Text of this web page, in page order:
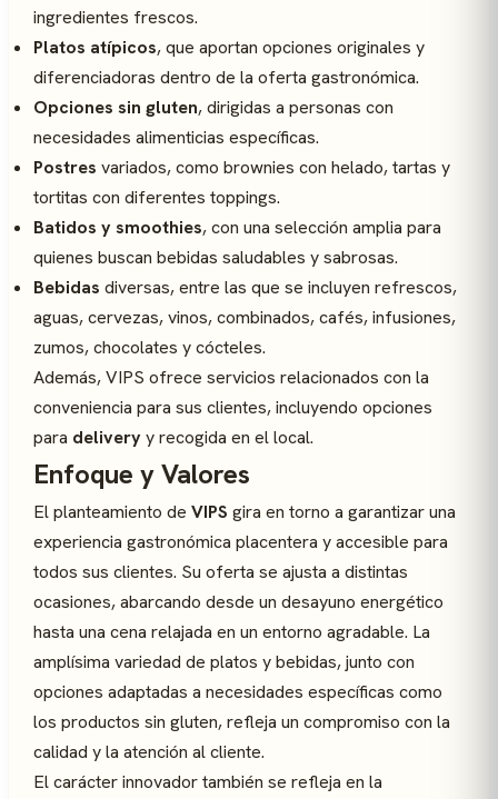
ingredientes frescos.
Platos atípicos, que aportan opciones originales y
diferenciadoras dentro de la oferta gastronómica.
Opciones sin gluten, dirigidas a personas con
necesidades alimenticias específicas.
Postres variados, como brownies con helado, tartas y
tortitas con diferentes toppings.
Batidos y smoothies, con una selección amplia para
quienes buscan bebidas saludables y sabrosas.
Bebidas diversas, entre las que se incluyen refrescos,
aguas, cervezas, vinos, combinados, cafés, infusiones,
zumos, chocolates y cócteles.
Además, VIPS ofrece servicios relacionados con la
conveniencia para sus clientes, incluyendo opciones
para deliveryy recogida en el local.
Enfoque y Valores
El planteamiento de VIPS gira en torno a garantizar una
experiencia gastronómica placentera y accesible para
todos sus clientes. Su oferta se ajusta a distintas
ocasiones, abarcando desde un desayuno energético
hasta una cena relajada en un entorno agradable. La
amplísima variedad de platos y bebidas, junto con
opciones adaptadas a necesidades específicas como
los productos sin gluten, refleja un compromiso con la
calidad y la atención al cliente.
El carácter innovador también se refleja en la